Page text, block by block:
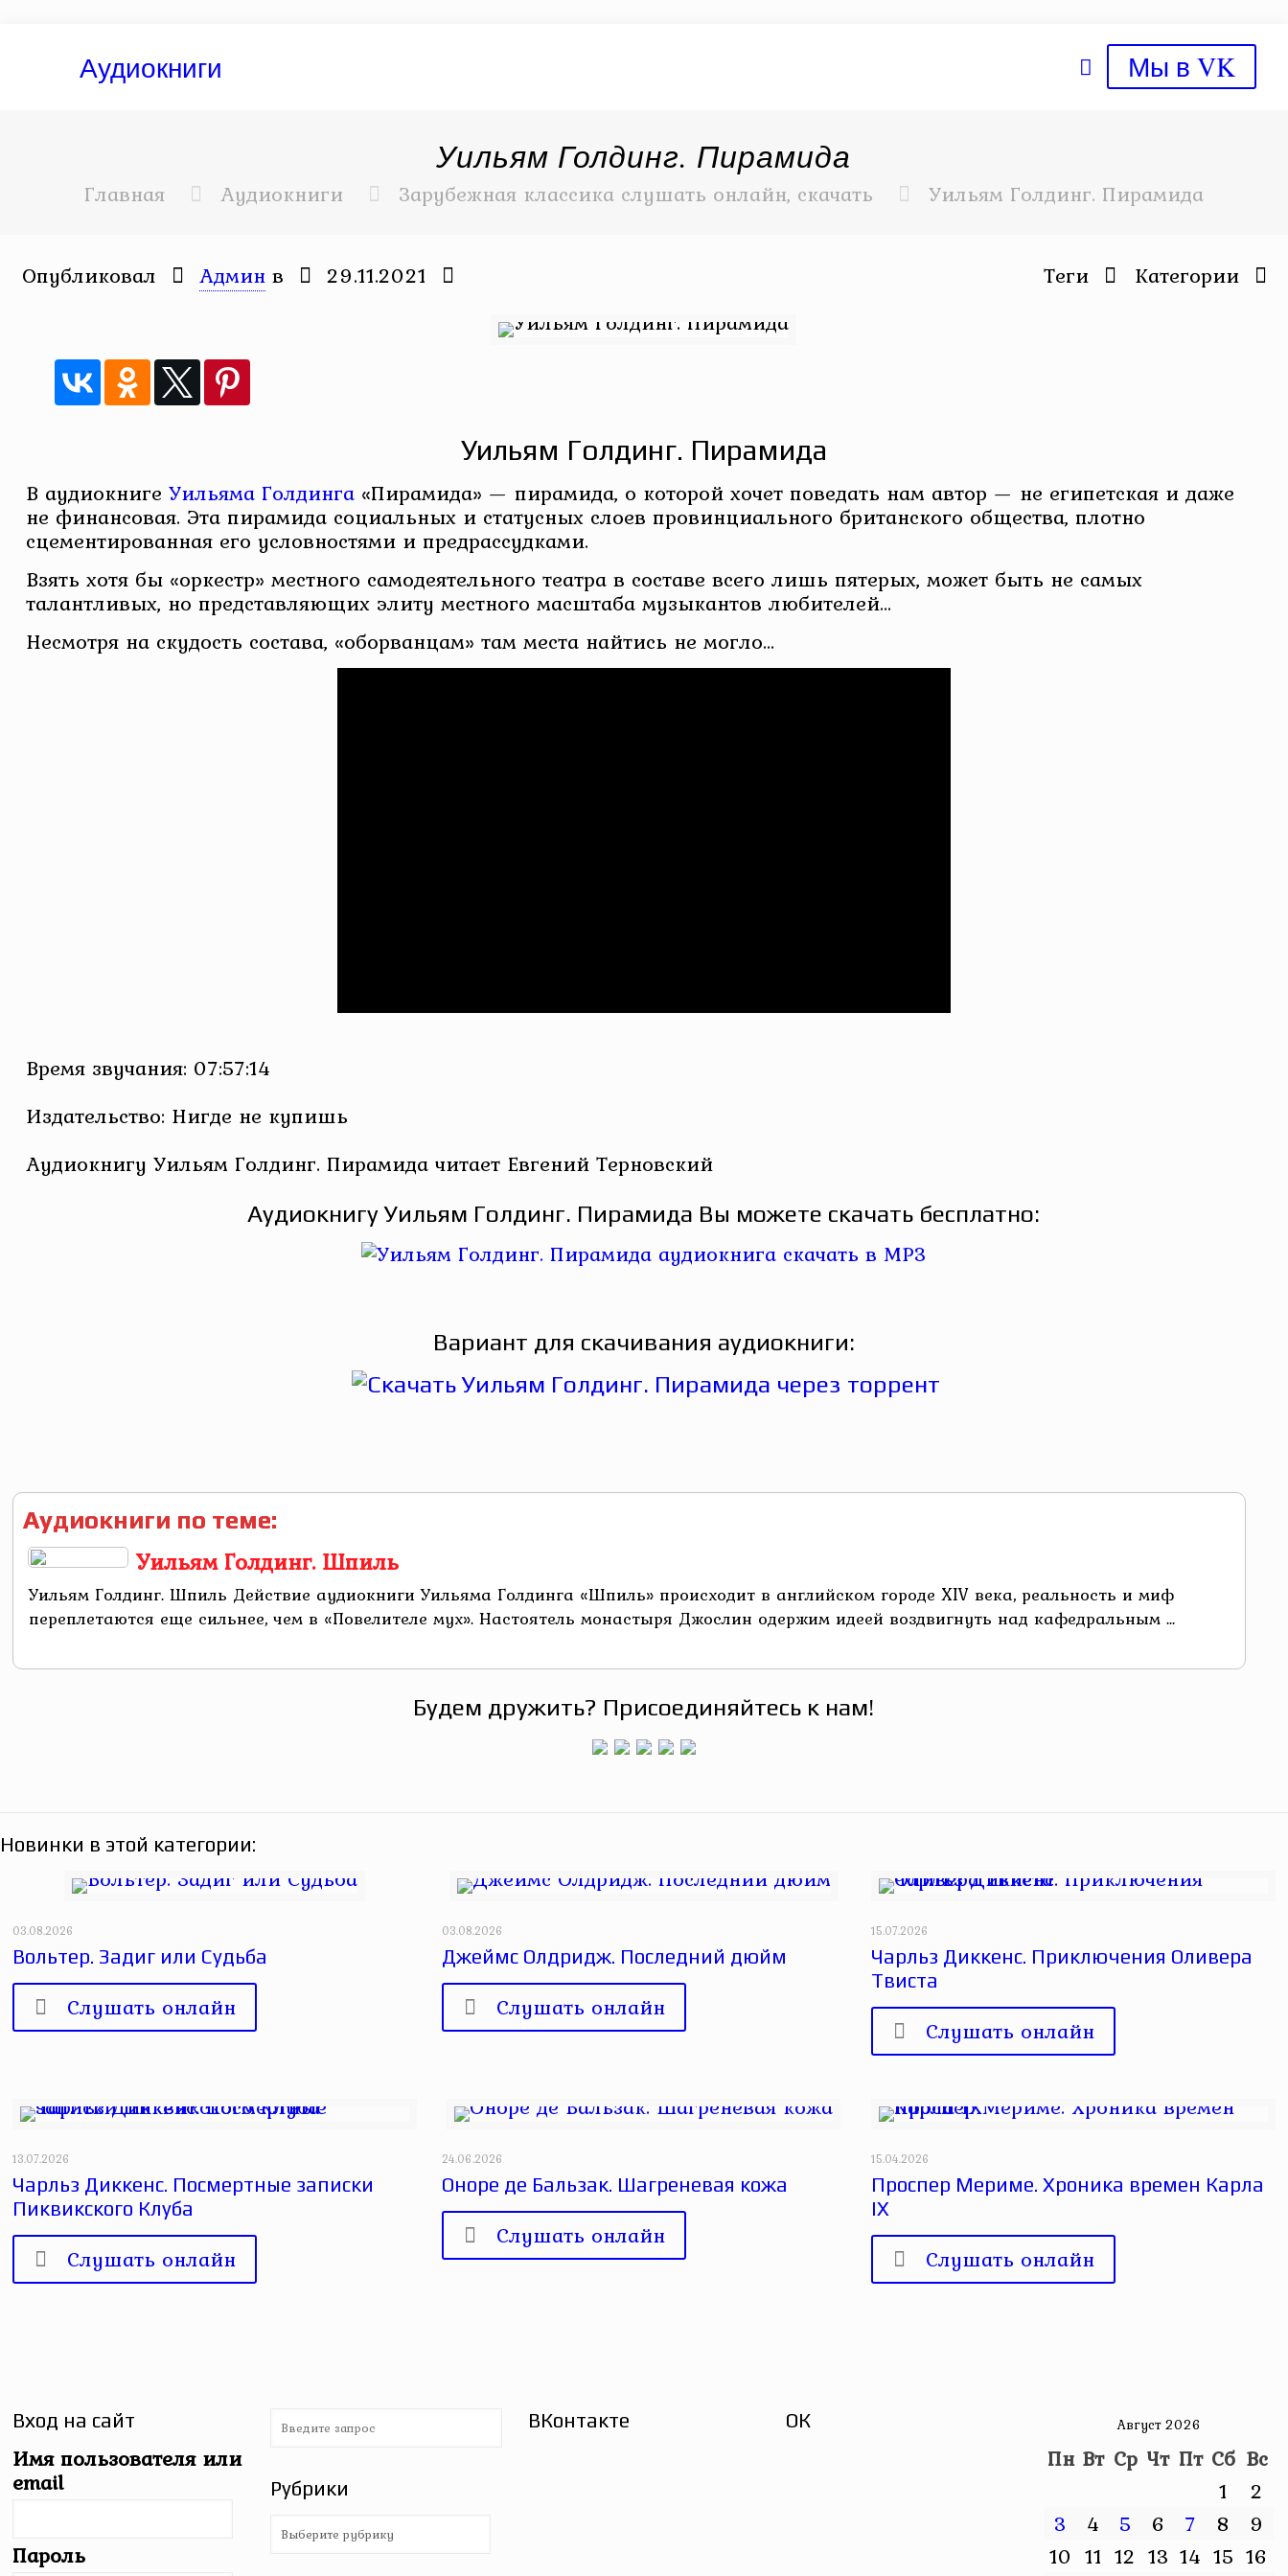
Аудиокниги Мы в VK
Уильям Голдинг. Пирамида
Главная Аудиокниги Зарубежная классика слушать онлайн, скачать Уильям Голдинг. Пирамида
Опубликовал Админ в 29.11.2021 Категории
Теги
Уильям Голдинг. Пирамида
В аудиокниге Уильяма Голдинга«Пирамида» — пирамида, о которой хочет поведать нам автор — не египетская и даже
не финансовая. Эта пирамида социальных и статусных слоев провинциального британского общества, плотно
сцементированная его условностями и предрассудками.
Взять хотя бы «оркестр» местного самодеятельного театра в составе всего лишь пятерых, может быть не самых
талантливых, но представляющих элиту местного масштаба музыкантов любителей…
Несмотря на скудость состава, «оборванцам» там места найтись не могло…
Время звучания: 07:57:14
Издательство: Нигде не купишь
Аудиокнигу Уильям Голдинг. Пирамида читает Евгений Терновский
Аудиокнигу Уильям Голдинг. Пирамида Вы можете скачать бесплатно:
Вариант для скачивания аудиокниги:
Аудиокниги по теме:
Уильям Голдинг. Шпиль
Уильям Голдинг. Шпиль Действие аудиокниги Уильяма Голдинга «Шпиль» происходит в английском городе XIV века, реальность и миф
переплетаются еще сильнее, чем в «Повелителе мух». Настоятель монастыря Джослин одержим идеей воздвигнуть над кафедральным ...
Будем дружить? Присоединяйтесь к нам!
Новинки в этой категории:
03.08.2026
Вольтер. Задиг или Судьба
Слушать онлайн
03.08.2026
Джеймс Олдридж. Последний дюйм
Слушать онлайн
15.07.2026
Чарльз Диккенс. Приключения Оливера
Твиста
Слушать онлайн
13.07.2026
Чарльз Диккенс. Посмертные записки
Пиквикского Клуба
Слушать онлайн
24.06.2026
Оноре де Бальзак. Шагреневая кожа
Слушать онлайн
15.04.2026
Проспер Мериме. Хроника времен Карла
IX
Слушать онлайн
Вход на сайт
Имя пользователя или
email
Пароль
Рубрики
Рубрики
ВКонтакте ОК Август 2026
Пн Вт Ср Чт Пт Сб Вс
1
2
3
4 5 6 7 8
9
10 11 12 13 14 15 16